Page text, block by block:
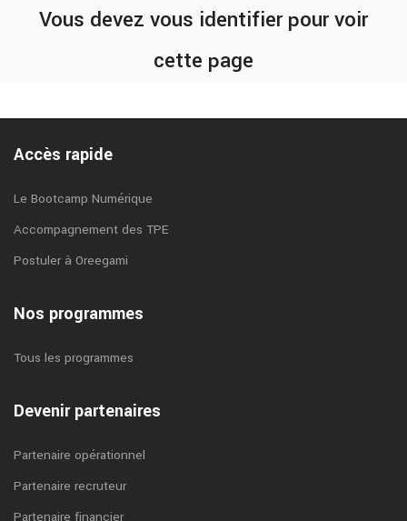
Vous devez vous identifier pour voir
cette page
Accès rapide
Le Bootcamp Numérique
Accompagnement des TPE
Postuler à Oreegami
Nos programmes
Tous les programmes
Devenir partenaires
Partenaire opérationnel
Partenaire recruteur
Partenaire financier